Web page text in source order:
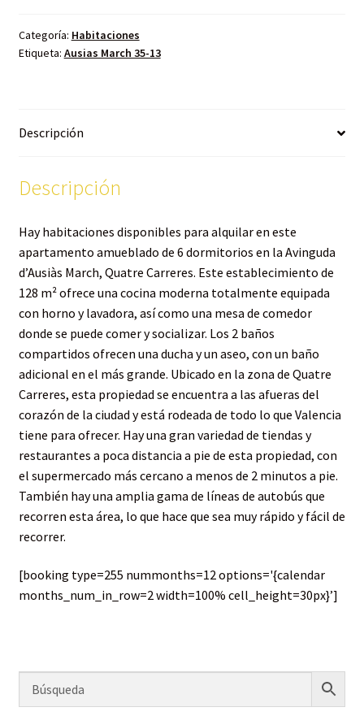
Categoría: Habitaciones
Etiqueta: Ausias March 35-13
Descripción
Descripción
Hay habitaciones disponibles para alquilar en este
apartamento amueblado de 6 dormitorios en la Avinguda
d’Ausiàs March, Quatre Carreres. Este establecimiento de
128 m² ofrece una cocina moderna totalmente equipada
con horno y lavadora, así como una mesa de comedor
donde se puede comer y socializar. Los 2 baños
compartidos ofrecen una ducha y un aseo, con un baño
adicional en el más grande. Ubicado en la zona de Quatre
Carreres, esta propiedad se encuentra a las afueras del
corazón de la ciudad y está rodeada de todo lo que Valencia
tiene para ofrecer. Hay una gran variedad de tiendas y
restaurantes a poca distancia a pie de esta propiedad, con
el supermercado más cercano a menos de 2 minutos a pie.
También hay una amplia gama de líneas de autobús que
recorren esta área, lo que hace que sea muy rápido y fácil de
recorrer.
[booking type=255 nummonths=12 options='{calendar
months_num_in_row=2 width=100% cell_height=30px}’]